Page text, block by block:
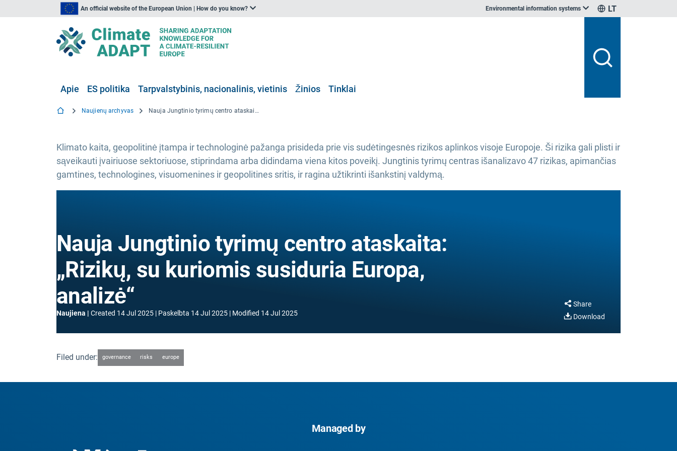
An official website of the European Union | How do you know? Environmental information systems LT
Apie ES politika Tarpvalstybinis, nacionalinis, vietinis Žinios Tinklai
Naujienų archyvas Nauja Jungtinio tyrimų centro ataskaita: „Rizikų, su kuriomis susiduria Europa, analizė“
Klimato kaita, geopolitinė įtampa ir technologinė pažanga prisideda prie vis sudėtingesnės rizikos aplinkos visoje Europoje. Ši rizika gali plisti ir
sąveikauti įvairiuose sektoriuose, stiprindama arba didindama viena kitos poveikį. Jungtinis tyrimų centras išanalizavo 47 rizikas, apimančias
gamtines, technologines, visuomenines ir geopolitines sritis, ir ragina užtikrinti išankstinį valdymą.
Nauja Jungtinio tyrimų centro ataskaita:
„Rizikų, su kuriomis susiduria Europa,
analizė“
Naujiena Created 14 Jul 2025 Paskelbta 14 Jul 2025 Modified 14 Jul 2025
Share
Download
Filed under: governance risks europe
Managed by